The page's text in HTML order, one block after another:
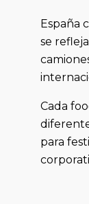
España
se
Cada
para